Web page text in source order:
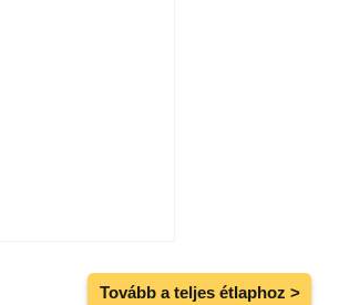
Tovább a teljes étlaphoz >